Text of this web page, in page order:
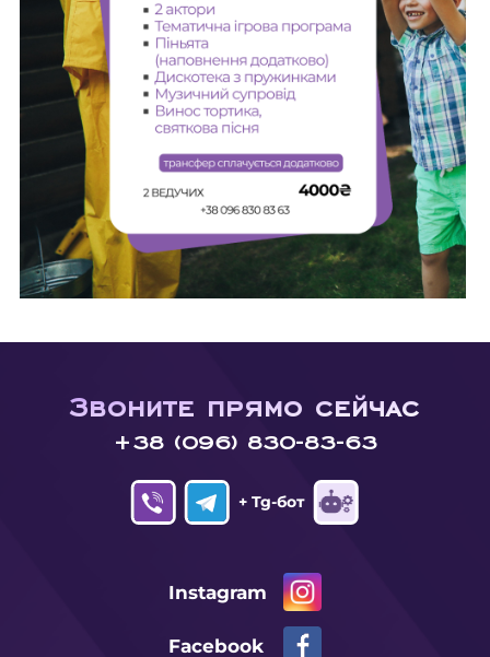
Звоните прямо сейчас
+38 (096) 830-83-63
+ Tg-бот
Instagram
Facebook